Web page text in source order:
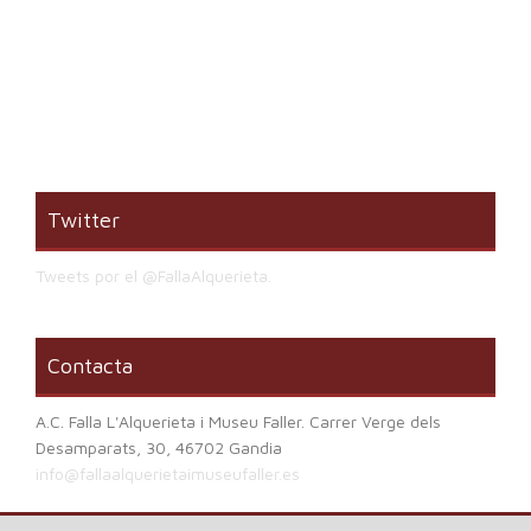
Twitter
Tweets por el @FallaAlquerieta.
Contacta
A.C. Falla L'Alquerieta i Museu Faller. Carrer Verge dels
Desamparats, 30, 46702 Gandia
info@fallaalquerietaimuseufaller.es